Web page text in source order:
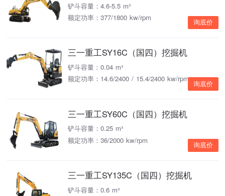
铲斗容量：4.6-5.5 m³
额定功率：377/1800 kw/rpm
询底价
三一重工SY16C（国四）挖掘机
铲斗容量：0.04 m³
额定功率：14.6/2400 / 15.4/2400 kw/rpm
询底价
三一重工SY60C（国四）挖掘机
铲斗容量：0.25 m³
额定功率：36/2000 kw/rpm
询底价
三一重工SY135C（国四）挖掘机
铲斗容量：0.6 m³